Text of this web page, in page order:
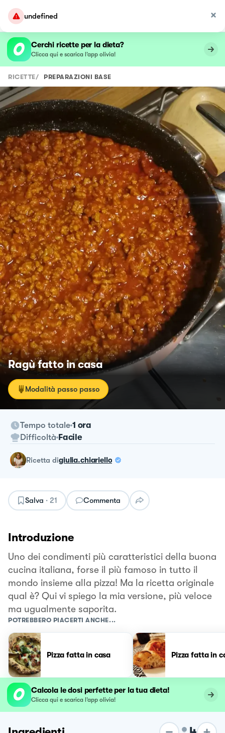
undefined
Cerchi ricette per la dieta?
Clicca qui e scarica l’app olivia!
RICETTE/ PREPARAZIONI BASE
Ragù fatto in casa
Modalità passo passo
Tempo totale 1 ora
Difficoltà Facile
ricetta digiulia.chiariello
Salva · 21 Commenta
Introduzione
Uno dei condimenti più caratteristici della buona
cucina italiana, forse il più famoso in tutto il
mondo insieme alla pizza! Ma la ricetta originale
qual è? Qui vi spiego la mia versione, più veloce
ma ugualmente saporita.
POTREBBERO PIACERTI ANCHE...
Pizza fatta in casa Pizza fatta in
Calcola le dosi perfette per la tua dieta!
Clicca qui e scarica l’app olivia!